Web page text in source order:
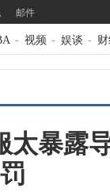
邮件
- 视频 - 娱谈 -
太暴露
罚